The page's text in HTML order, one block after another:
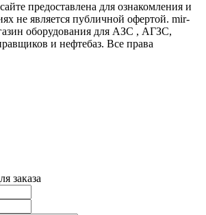
предоставлена для ознакомления и
не является публичной офертой. mir-
оборудования для АЗС , АГЗС,
и нефтебаз. Все права
заказа